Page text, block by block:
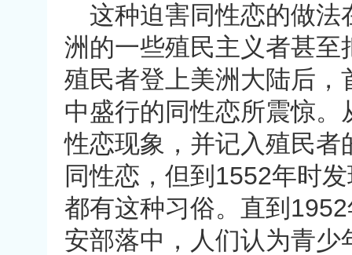
这种迫害同性恋的做
洲的一些殖民主义者甚
殖民者登上美洲大陆后
中盛行的同性恋所震惊。
性恋现象，并记入殖民
同性恋，但到 1552年时
都有这种习俗。直到 1952
安部落中，人们认为青